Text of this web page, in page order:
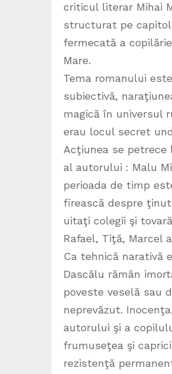
criticul literar Mihai
structurat pe
fermecată a
Mare.
Tema romanului
subiectivă,
magică în universul
erau locul secret
Acţiunea se
al autorului : Malu
perioada de timp
firească despre
uitaţi colegii şi
Rafael, Tiţă, Marcel
Ca tehnică narativă
Dascălu rămân
poveste veselă sau
neprevăzut.
autorului şi a
frumuseţea şi
rezistenţă